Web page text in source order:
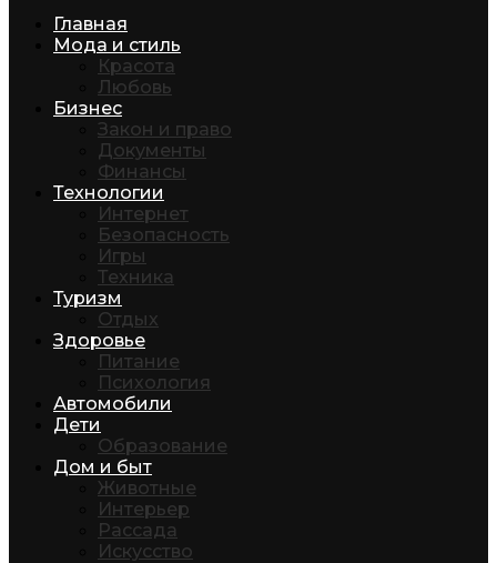
Главная
Мода и стиль
Красота
Любовь
Бизнес
Закон и право
Документы
Финансы
Технологии
Интернет
Безопасность
Игры
Техника
Туризм
Отдых
Здоровье
Питание
Психология
Автомобили
Дети
Образование
Дом и быт
Животные
Интерьер
Рассада
Искусство